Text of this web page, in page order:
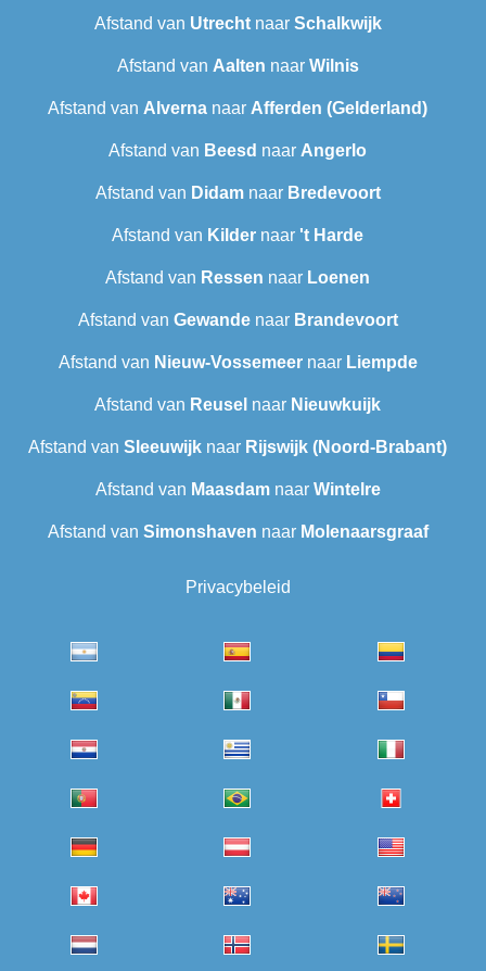
Afstand van Utrechtnaar Schalkwijk
Afstand van Aalten naar Wilnis
Afstand van Alverna naar Afferden (Gelderland)
Afstand van Beesd naar Angerlo
Afstand van Didamnaar Bredevoort
Afstand van Kilder naar 't Harde
Afstand van Ressen naar Loenen
Afstand van Gewandenaar Brandevoort
Afstand van Nieuw-Vossemeernaar Liempde
Afstand van Reusel naar Nieuwkuijk
Afstand van Sleeuwijk naar Rijswijk (Noord-Brabant)
Afstand van Maasdamnaar Wintelre
Afstand van Simonshaven naar Molenaarsgraaf
Privacybeleid